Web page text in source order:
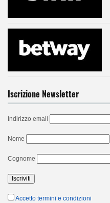
Iscrizione Newsletter
Indirizzo email
Nome
Cognome
Accetto termini e condizioni